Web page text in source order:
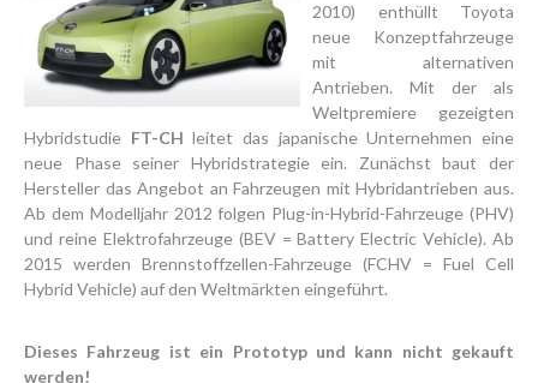
2010) enthüllt Toyota
neue Konzeptfahrzeuge
mit alternativen
Antrieben. Mit der als
Weltpremiere gezeigten
Hybridstudie FT-CH leitet das japanische Unternehmen eine
neue Phase seiner Hybridstrategie ein. Zunächst baut der
Hersteller das Angebot an Fahrzeugen mit Hybridantrieben aus.
Ab dem Modelljahr 2012 folgen Plug-in-Hybrid-Fahrzeuge (PHV)
und reine Elektrofahrzeuge (BEV = Battery Electric Vehicle). Ab
2015 werden Brennstoffzellen-Fahrzeuge (FCHV = Fuel Cell
Hybrid Vehicle) auf den Weltmärkten eingeführt.
Dieses Fahrzeug ist ein Prototyp und kann nicht gekauft
werden!